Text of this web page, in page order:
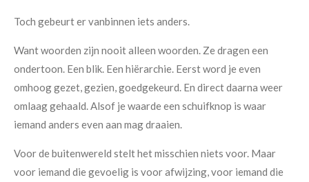
Toch gebeurt er vanbinnen iets anders.
Want woorden zijn nooit alleen woorden. Ze dragen een
ondertoon. Een blik. Een hiërarchie. Eerst word je even
omhoog gezet, gezien, goedgekeurd. En direct daarna weer
omlaag gehaald. Alsof je waarde een schuifknop is waar
iemand anders even aan mag draaien.
Voor de buitenwereld stelt het misschien niets voor. Maar
voor iemand die gevoelig is voor afwijzing, voor iemand die